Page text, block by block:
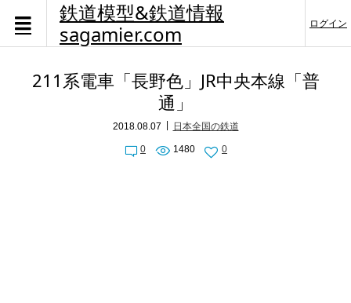
鉄道模型&鉄道情報
sagamier.com
ログイン
211系電車「長野色」JR中央本線「普
通」
2018.08.07 日本全国の鉄道
0 1480 0